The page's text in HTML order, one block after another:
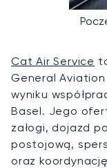
Cat Air Service
General
wyniku
Basel. Jego
załogi, dojazd
postojową,
oraz